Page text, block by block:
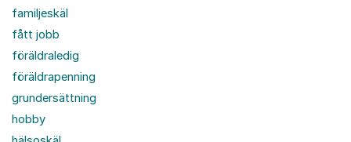
familjeskäl
fått jobb
föräldraledig
föräldrapenning
grundersättning
hobby